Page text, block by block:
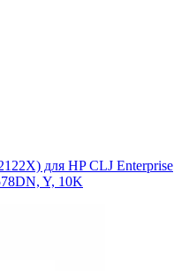
для HP CLJ Enterprise
Y, 10K